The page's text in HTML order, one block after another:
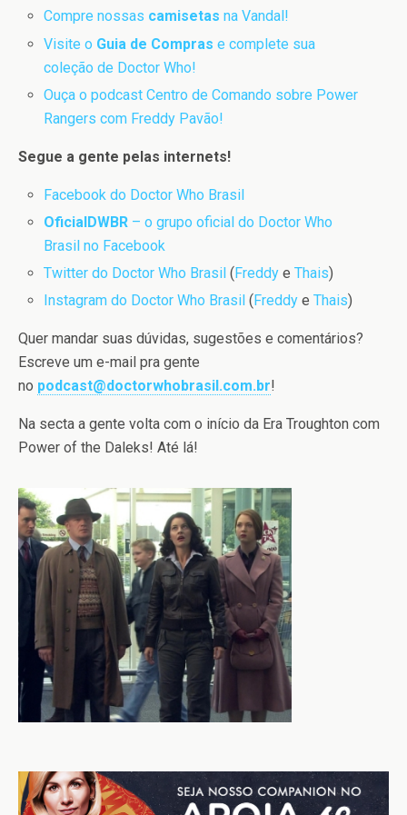
Compre nossas camisetas na Vandal!
Visite o Guia de Compras e complete sua
coleção de Doctor Who!
Ouça o podcast Centro de Comando sobre Power
Rangers com Freddy Pavão!
Segue a gente pelas internets!
Facebook do Doctor Who Brasil
OficialDWBR – o grupo oficial do Doctor Who
Brasil no Facebook
Twitter do Doctor Who Brasil (Freddy eThais)
Instagram do Doctor Who Brasil ( Freddy eThais)
Quer mandar suas dúvidas, sugestões e comentários?
Escreve um e-mail pra gente
no podcast@doctorwhobrasil.com.br!
Na secta a gente volta com o início da Era Troughton com
Power of the Daleks! Até lá!